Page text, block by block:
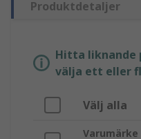
Produktdetaljer
Hitta liknande
välja ett eller
Välj alla
Varumärke